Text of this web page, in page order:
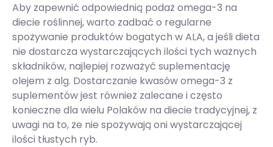
Aby zapewnić odpowiednią podaż omega-3 na
diecie roślinnej, warto zadbać o regularne
spożywanie produktów bogatych w ALA, a jeśli dieta
nie dostarcza wystarczających ilości tych ważnych
składników, najlepiej rozważyć suplementację
olejem z alg. Dostarczanie kwasów omega-3 z
suplementów jest również zalecane i często
konieczne dla wielu Polaków na diecie tradycyjnej, z
uwagi na to, że nie spożywają oni wystarczającej
ilości tłustych ryb.